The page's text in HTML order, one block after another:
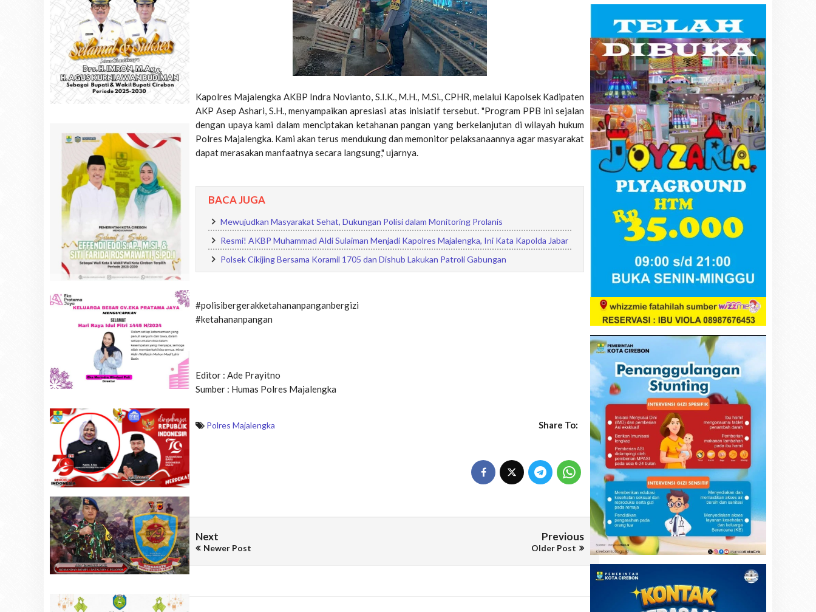
Kapolres Majalengka AKBP Indra Novianto, S.I.K., M.H., M.Si., CPHR, melalui Kapolsek Kadipaten
AKP Asep Ashari, S.H., menyampaikan apresiasi atas inisiatif tersebut. "Program PPB ini sejalan
dengan upaya kami dalam menciptakan ketahanan pangan yang berkelanjutan di wilayah hukum
Polres Majalengka. Kami akan terus mendukung dan memonitor pelaksanaannya agar masyarakat
dapat merasakan manfaatnya secara langsung," ujarnya.
BACA JUGA
Mewujudkan Masyarakat Sehat, Dukungan Polisi dalam Monitoring Prolanis
Resmi! AKBP Muhammad Aldi Sulaiman Menjadi Kapolres Majalengka, Ini Kata Kapolda Jabar
Polsek Cikijing Bersama Koramil 1705 dan Dishub Lakukan Patroli Gabungan
#polisibergerakketahananpanganbergizi
#ketahananpangan
Editor : Ade Prayitno
Sumber : Humas Polres Majalengka
Polres Majalengka Share To:
Next
Newer Post
Previous
Older Post